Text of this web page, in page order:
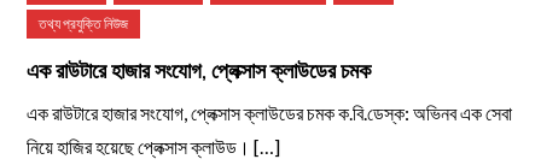
এক রাউটারে হাজার সংযোগ, প্লেক্সাস ক্লাউডের চমক
এক রাউটারে হাজার সংযোগ, প্লেক্সাস ক্লাউডের চমক ক.বি.ডেস্ক: অভিনব এক সেবা
নিয়ে হাজির হয়েছে প্লেক্সাস ক্লাউড। […]